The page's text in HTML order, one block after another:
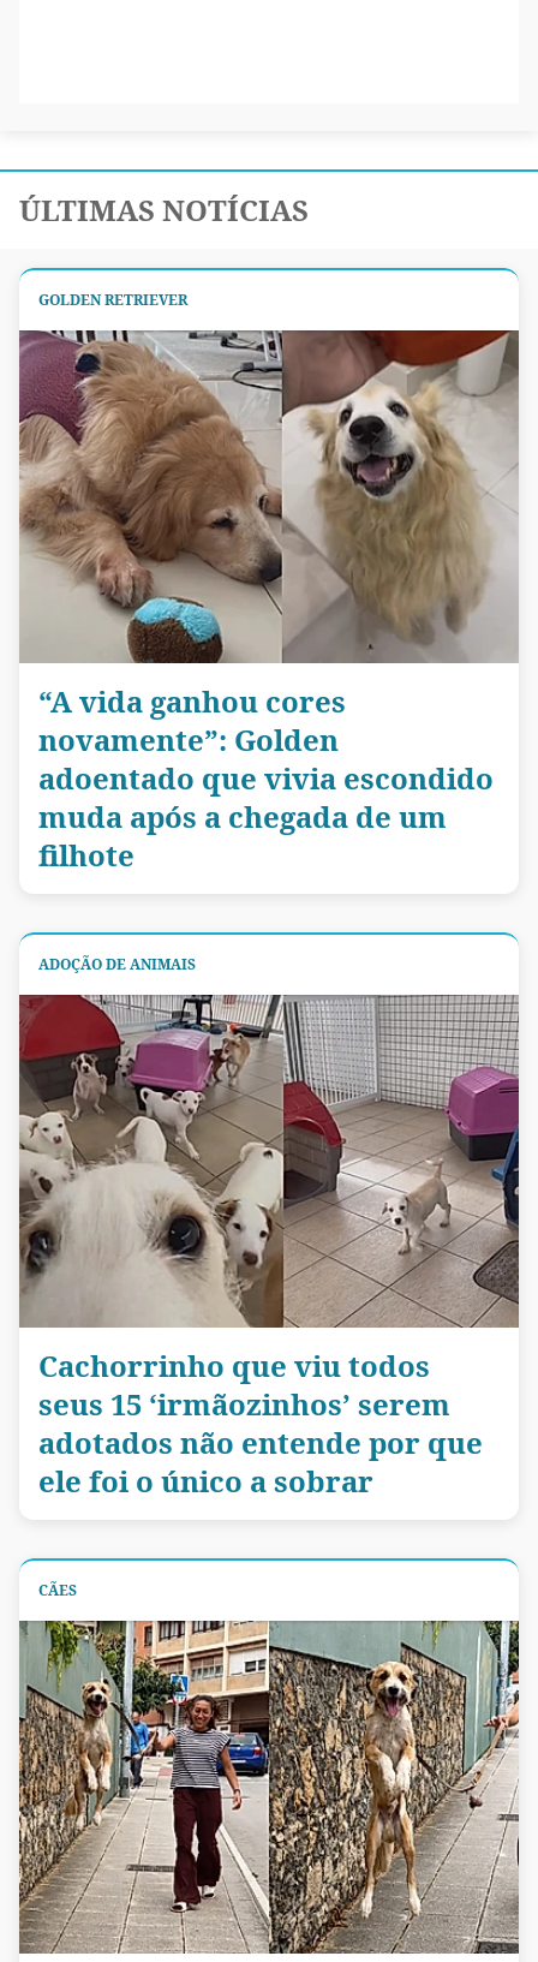
ÚLTIMAS NOTÍCIAS
GOLDEN RETRIEVER
“A vida ganhou cores
novamente”: Golden
adoentado que vivia escondido
muda após a chegada de um
filhote
ADOÇÃO DE ANIMAIS
Cachorrinho que viu todos
seus 15 ‘irmãozinhos’ serem
adotados não entende por que
ele foi o único a sobrar
CÃES